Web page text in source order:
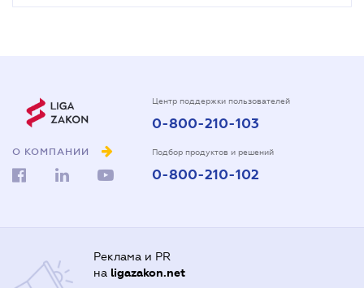
О КОМПАНИИ
Центр поддержки пользователей
0-800-210-103
Подбор продуктов и решений
0-800-210-102
Реклама и PR
на ligazakon.net